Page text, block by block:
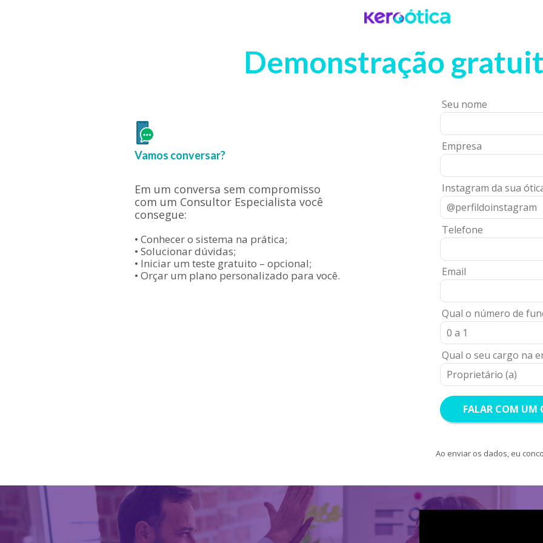
Demonstração
Vamos conversar?
Em um conversa sem compromisso
com um Consultor Especialista você
consegue:
• Conhecer o sistema na prática;
• Solucionar dúvidas;
• Iniciar um teste gratuito – opcional;
• Orçar um plano personalizado para você.
Seu nome
Empresa
Instagram da sua
Telefone
Email
Qual o número de
Qual o seu cargo na
FALAR COM UM
Ao enviar os dados, eu